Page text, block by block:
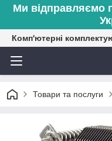
Ми відправляємо
Комп'ютерні
Товари та послуги